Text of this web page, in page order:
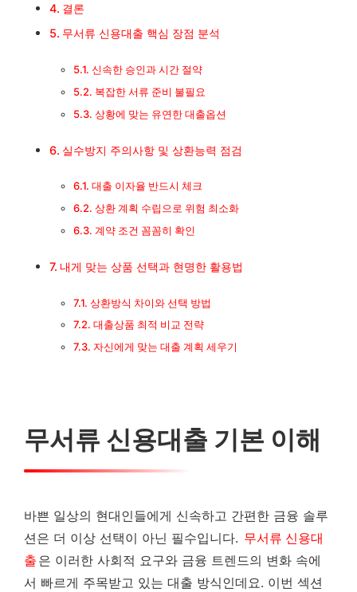
점수에 따라 달라지는 이자율
무서류 신용대출 핵심 장점 분석
복잡한 서류 준비 불필요
실수방지 주의사항 및 상환능력 점검
대출 이자율 반드시 체크
상환 계획 수립으로 위험 최소화
내게 맞는 상품 선택과 현명한 활용법
상환방식 차이와 선택 방법
자신에게 맞는 대출 계획 세우기
결론
무서류 신용대출 핵심 장점 분석
신속한 승인과 시간 절약
복잡한 서류 준비 불필요
상황에 맞는 유연한 대출옵션
실수방지 주의사항 및 상환능력 점검
대출 이자율 반드시 체크
상환 계획 수립으로 위험 최소화
계약 조건 꼼꼼히 확인
내게 맞는 상품 선택과 현명한 활용법
상환방식 차이와 선택 방법
대출상품 최적 비교 전략
자신에게 맞는 대출 계획 세우기
무서류 신용대출 기본 이해
바쁜 일상의 현대인들에게 신속하고 간편한 금융 솔루
션은 더 이상 선택이 아닌 필수입니다. 무서류 신용대
출 은 이러한 사회적 요구와 금융 트렌드의 변화 속에
서 빠르게 주목받고 있는 대출 방식인데요. 이번 섹션